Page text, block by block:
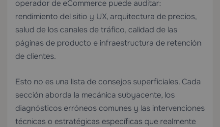
operador de eCommerce puede auditar:
rendimiento del sitio y UX, arquitectura de precios,
salud de los canales de tráfico, calidad de las
páginas de producto e infraestructura de retención
de clientes.
Esto no es una lista de consejos superficiales. Cada
sección aborda la mecánica subyacente, los
diagnósticos erróneos comunes y las intervenciones
técnicas o estratégicas específicas que realmente